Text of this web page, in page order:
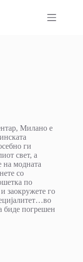
Милано е
ги
свет, а
на модната
со
по
заокружете го
биде погрешен